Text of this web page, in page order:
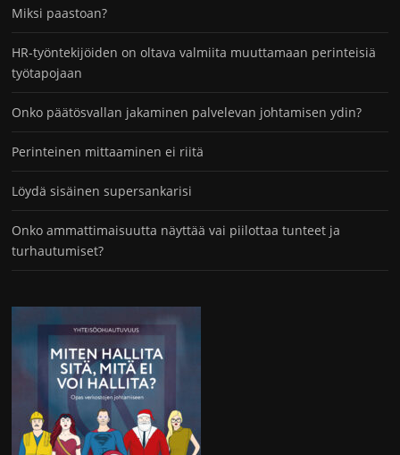
Miksi paastoan?
HR-työntekijöiden on oltava valmiita muuttamaan perinteisiä
työtapojaan
Onko päätösvallan jakaminen palvelevan johtamisen ydin?
Perinteinen mittaaminen ei riitä
Löydä sisäinen supersankarisi
Onko ammattimaisuutta näyttää vai piilottaa tunteet ja
turhautumiset?